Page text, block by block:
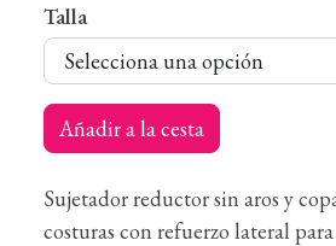
Talla
Añadir a la cesta
Sujetador reductor sin aros y
costuras con refuerzo lateral